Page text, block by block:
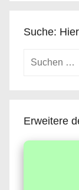
Suche:
Suchen
Erweitere